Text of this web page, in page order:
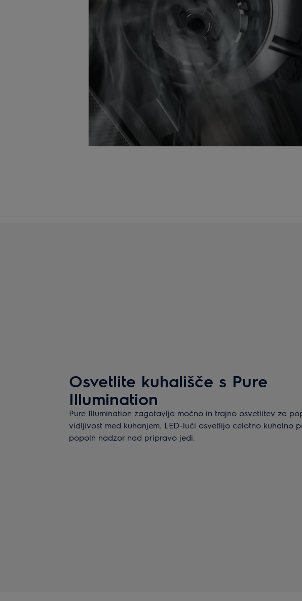
Osvetlite kuhališče s Pure
Illumination
Pure Illumination zagotavlja močno in trajno osvetlitev za
vidljivost med kuhanjem. LED-luči osvetlijo celotno kuhalno
popoln nadzor nad pripravo jedi.